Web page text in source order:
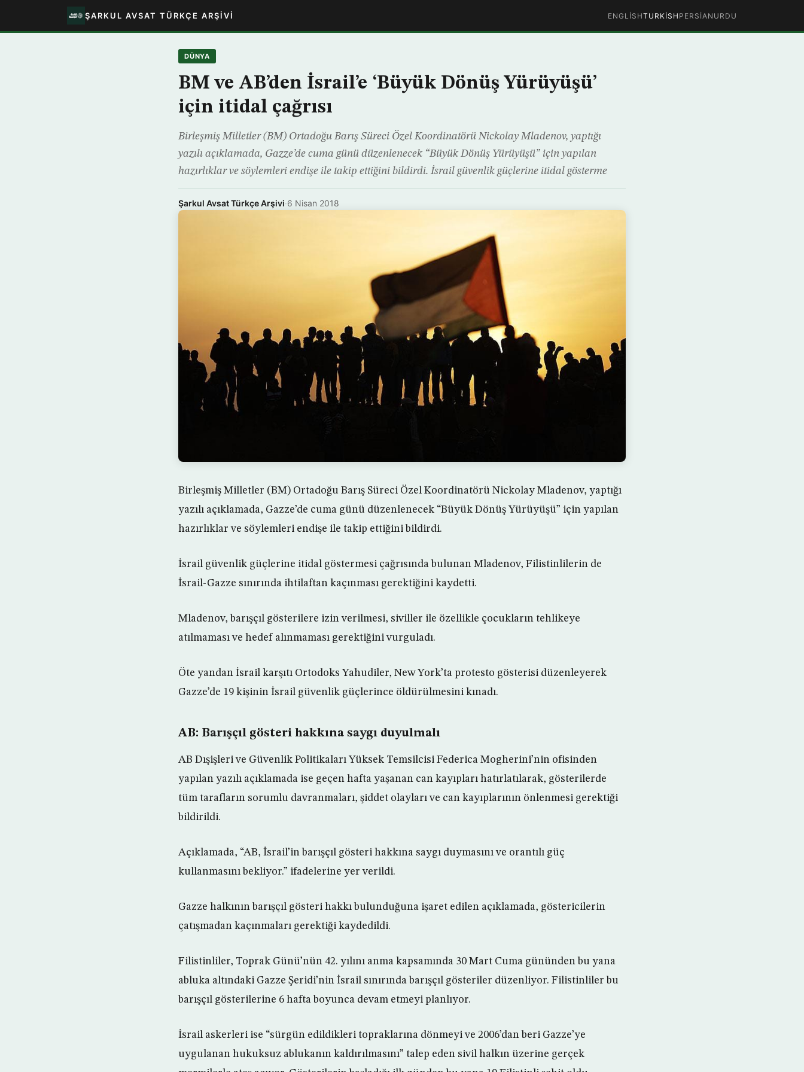
ŞARKUL AVSAT TÜRKÇE ARŞIVI ENGLISHTURKISH PERSIAN URDU
DÜNYA
BM ve AB’den İsrail’e ‘Büyük Dönüş Yürüyüşü’
için itidal çağrısı
Birleşmiş Milletler (BM) Ortadoğu Barış Süreci Özel Koordinatörü Nickolay Mladenov, yaptığı
yazılı açıklamada, Gazze’de cuma günü düzenlenecek “Büyük Dönüş Yürüyüşü” için yapılan
hazırlıklar ve söylemleri endişe ile takip ettiğini bildirdi. İsrail güvenlik güçlerine itidal gösterme
Şarkul Avsat Türkçe Arşivi·6 Nisan 2018
Birleşmiş Milletler (BM) Ortadoğu Barış Süreci Özel Koordinatörü Nickolay Mladenov, yaptığı
yazılı açıklamada, Gazze’de cuma günü düzenlenecek “Büyük Dönüş Yürüyüşü” için yapılan
hazırlıklar ve söylemleri endişe ile takip ettiğini bildirdi.
İsrail güvenlik güçlerine itidal göstermesi çağrısında bulunan Mladenov, Filistinlilerin de
İsrail-Gazze sınırında ihtilaftan kaçınması gerektiğini kaydetti.
Mladenov, barışçıl gösterilere izin verilmesi, siviller ile özellikle çocukların tehlikeye
atılmaması ve hedef alınmaması gerektiğini vurguladı.
Öte yandan İsrail karşıtı Ortodoks Yahudiler, New York’ta protesto gösterisi düzenleyerek
Gazze’de 19 kişinin İsrail güvenlik güçlerince öldürülmesini kınadı.
AB: Barışçıl gösteri hakkına saygı duyulmalı
AB Dışişleri ve Güvenlik Politikaları Yüksek Temsilcisi Federica Mogherini’nin ofisinden
yapılan yazılı açıklamada ise geçen hafta yaşanan can kayıpları hatırlatılarak, gösterilerde
tüm tarafların sorumlu davranmaları, şiddet olayları ve can kayıplarının önlenmesi gerektiği
bildirildi.
Açıklamada, “AB, İsrail’in barışçıl gösteri hakkına saygı duymasını ve orantılı güç
kullanmasını bekliyor.” ifadelerine yer verildi.
Gazze halkının barışçıl gösteri hakkı bulunduğuna işaret edilen açıklamada, göstericilerin
çatışmadan kaçınmaları gerektiği kaydedildi.
Filistinliler, Toprak Günü’nün 42. yılını anma kapsamında 30 Mart Cuma gününden bu yana
abluka altındaki Gazze Şeridi’nin İsrail sınırında barışçıl gösteriler düzenliyor. Filistinliler bu
barışçıl gösterilerine 6 hafta boyunca devam etmeyi planlıyor.
İsrail askerleri ise “sürgün edildikleri topraklarına dönmeyi ve 2006’dan beri Gazze’ye
uygulanan hukuksuz ablukanın kaldırılmasını” talep eden sivil halkın üzerine gerçek